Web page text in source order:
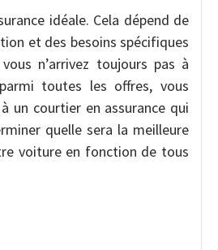
idéale. Cela dépend de
et des besoins spécifiques
n’arrivez toujours pas à
toutes les offres, vous
un courtier en assurance qui
quelle sera la meilleure
voiture en fonction de tous